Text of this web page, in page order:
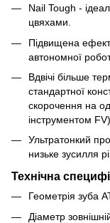
Nail Tough -
цвяхами.
Підвищена
автономної
Вдвічі більше
стандартної
скорочення на
інструментом FV)
Ультратонкий
низьке зусилля
Технічна
Геометрія зуба
Діаметр